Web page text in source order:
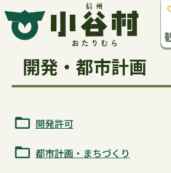
開発・都市計画
開発許可
都市計画・まちづくり